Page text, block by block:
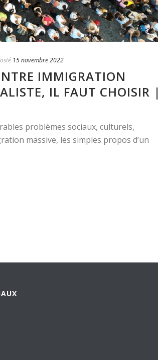
15 novembre 2022
IMMIGRATION
IL FAUT CHOISIR |
problèmes sociaux, culturels,
massive, les simples propos d’un